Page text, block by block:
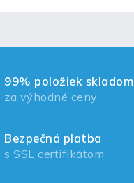
99% položiek skladom
za výhodné ceny
Bezpečná platba
s SSL certifikátom